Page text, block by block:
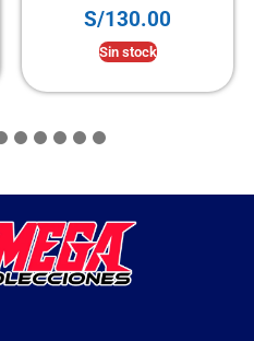
S/130.00
Sin stock